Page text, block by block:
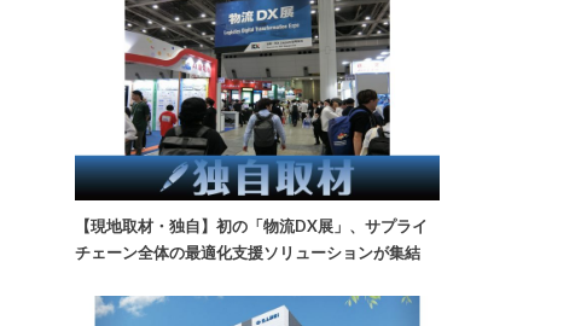
【現地取材・独自】初の「物流DX展」、サプライ
チェーン全体の最適化支援ソリューションが集結